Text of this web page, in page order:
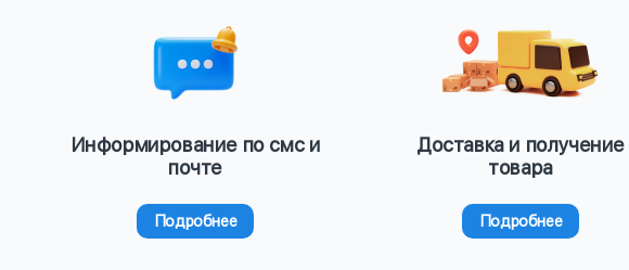
Информирование по смс и
почте
Подробнее
Доставка и получение
товара
Подробнее